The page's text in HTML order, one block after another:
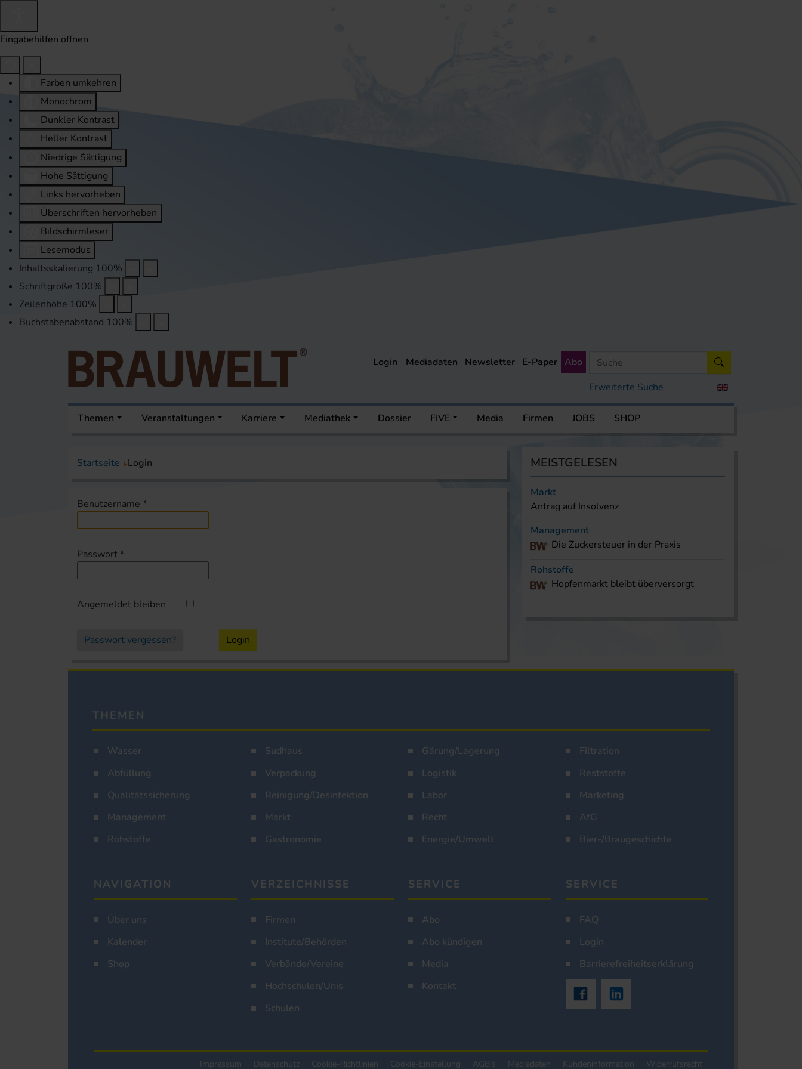
Eingabehilfen öffnen
Farben umkehren
Monochrom
Dunkler Kontrast
Heller Kontrast
Niedrige Sättigung
Hohe Sättigung
Links hervorheben
Überschriften hervorheben
Bildschirmleser
Lesemodus
Inhaltsskalierung 100%
Schriftgröße 100%
Zeilenhöhe 100%
Buchstabenabstand 100%
Erweiterte Suche
Login Mediadaten Newsletter E-Paper Abo
Themen Veranstaltungen Karriere Mediathek Dossier FIVE Media Firmen JOBS SHOP
Startseite Login
Benutzername *
Passwort *
Angemeldet bleiben
Passwort vergessen? Login
MEISTGELESEN
Markt
Antrag auf Insolvenz
Management
Die Zuckersteuer in der Praxis
Rohstoffe
Hopfenmarkt bleibt überversorgt
THEMEN
Wasser Sudhaus Gärung/Lagerung
Filtration
Abfüllung
Verpackung Logistik
Reststoffe
Qualitätssicherung
Reinigung/Desinfektion Labor
Marketing
Management
Markt Recht
AfG
Rohstoffe
Gastronomie Energie/Umwelt Bier-/Braugeschichte
NAVIGATION
Über uns
Kalender
Shop
VERZEICHNISSE
Firmen
Institute/Behörden
Verbände/Vereine
Hochschulen/Unis
Schulen
SERVICE
Abo
Abo kündigen
Media
Kontakt
SERVICE
FAQ
Login
Barrierefreiheitserklärung
Impressum Datenschutz Cookie-Richtlinien Cookie-Einstellung AGB's Mediadaten Kundeninformation Widerrufsrecht